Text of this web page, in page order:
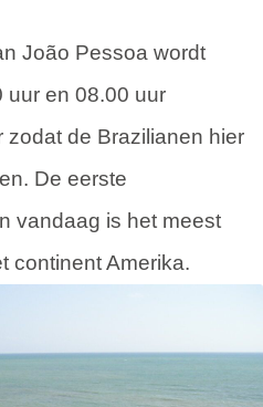
João Pessoa wordt
uur en 08.00 uur
de Brazilianen hier
De eerste
vandaag is het meest
continent Amerika.